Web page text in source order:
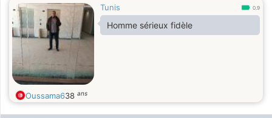
Tunis 0.9
Homme sérieux fidèle
Oussama638 ans